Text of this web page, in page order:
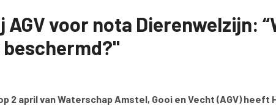
AGV voor nota Dierenwelzijn:
2 april van Waterschap Amstel, Gooi en Vecht (AGV) heeft